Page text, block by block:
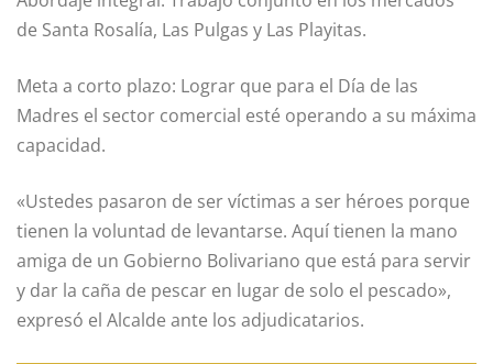
de Santa Rosalía, Las Pulgas y Las Playitas.
Meta a corto plazo: Lograr que para el Día de las
Madres el sector comercial esté operando a su máxima
capacidad.
«Ustedes pasaron de ser víctimas a ser héroes porque
tienen la voluntad de levantarse. Aquí tienen la mano
amiga de un Gobierno Bolivariano que está para servir
y dar la caña de pescar en lugar de solo el pescado»,
expresó el Alcalde ante los adjudicatarios.